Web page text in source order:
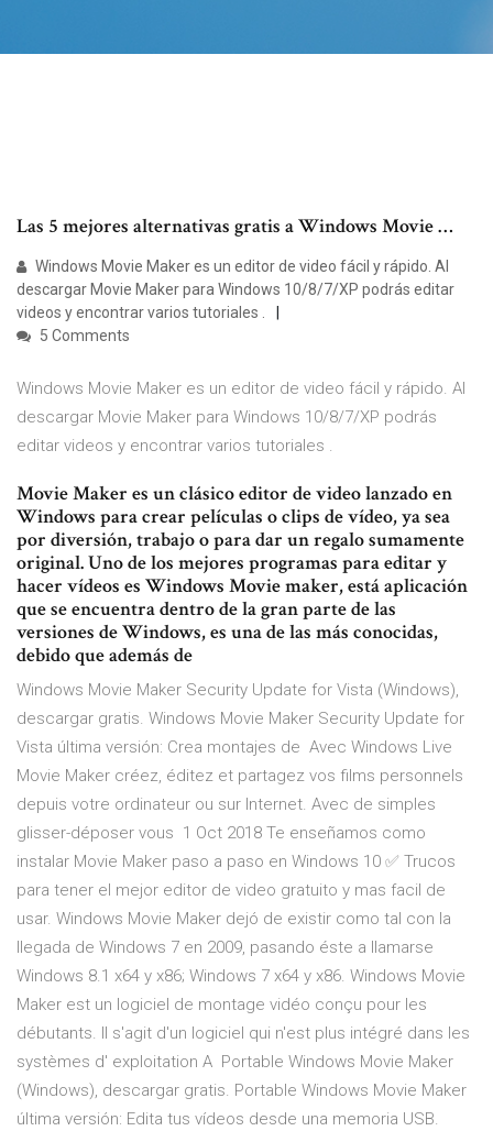
Las 5 mejores alternativas gratis a Windows Movie …
Windows Movie Maker es un editor de video fácil y rápido. Al
descargar Movie Maker para Windows 10/8/7/XP podrás editar
videos y encontrar varios tutoriales .
5 Comments
Windows Movie Maker es un editor de video fácil y rápido. Al
descargar Movie Maker para Windows 10/8/7/XP podrás
editar videos y encontrar varios tutoriales .
Movie Maker es un clásico editor de video lanzado en
Windows para crear películas o clips de vídeo, ya sea
por diversión, trabajo o para dar un regalo sumamente
original. Uno de los mejores programas para editar y
hacer vídeos es Windows Movie maker, está aplicación
que se encuentra dentro de la gran parte de las
versiones de Windows, es una de las más conocidas,
debido que además de
Windows Movie Maker Security Update for Vista (Windows),
descargar gratis. Windows Movie Maker Security Update for
Vista última versión: Crea montajes de Avec Windows Live
Movie Maker créez, éditez et partagez vos films personnels
depuis votre ordinateur ou sur Internet. Avec de simples
glisser-déposer vous 1 Oct 2018 Te enseñamos como
instalar Movie Maker paso a paso en Windows 10 ✅ Trucos
para tener el mejor editor de video gratuito y mas facil de
usar. Windows Movie Maker dejó de existir como tal con la
llegada de Windows 7 en 2009, pasando éste a llamarse
Windows 8.1 x64 y x86; Windows 7 x64 y x86. Windows Movie
Maker est un logiciel de montage vidéo conçu pour les
débutants. Il s'agit d'un logiciel qui n'est plus intégré dans les
systèmes d' exploitation A Portable Windows Movie Maker
(Windows), descargar gratis. Portable Windows Movie Maker
última versión: Edita tus vídeos desde una memoria USB.